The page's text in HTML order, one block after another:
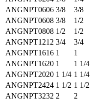
ANGNPT0606 3/8 3/8
ANGNPT0608 3/8 1/2
ANGNPT0808 1/2 1/2
ANGNPT1212 3/4 3/4
ANGNPT1616 1 1
ANGNPT1620 1 1 1/4
ANGNPT2020 1 1/4 1 1/4
ANGNPT2424 1 1/2 1 1/2
ANGNPT3232 2 2